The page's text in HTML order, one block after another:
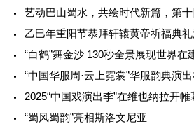
乙巳年重阳节恭拜轩辕黄帝祈福典
“白鹤”舞金沙 130秒全景展现世界在
“中国华服周·云上霓裳”华服韵典演
2025“中国戏演出季”在维也纳拉开帷
“蜀风蜀韵”亮相斯洛文尼亚